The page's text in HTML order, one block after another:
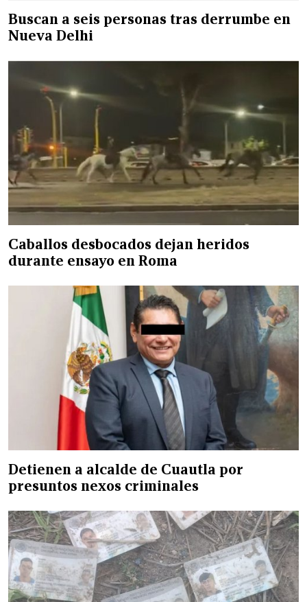
Buscan a seis personas tras derrumbe en
Nueva Delhi
Caballos desbocados dejan heridos
durante ensayo en Roma
Detienen a alcalde de Cuautla por
presuntos nexos criminales